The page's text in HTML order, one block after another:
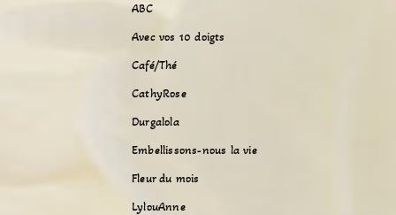
ABC
Avec vos 10 doigts
Café/Thé
CathyRose
Durgalola
Embellissons-nous la vie
Fleur du mois
LylouAnne